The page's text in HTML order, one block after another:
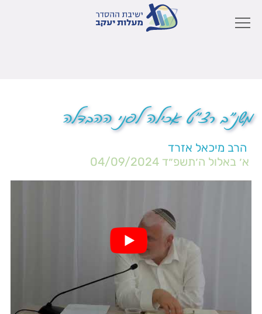
משנ"ב רצ"ט אכילה לפני ההבדלה
הרב מיכאל אזרד
א׳ באלול ה׳תשפ״ד 04/09/2024